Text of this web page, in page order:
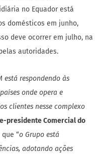
no Equador está
domésticos em junho,
deve ocorrer em julho, na
autoridades.
está respondendo às
onde opera e
clientes nesse complexo
presidente Comercial do
“o Grupo está
adotando ações